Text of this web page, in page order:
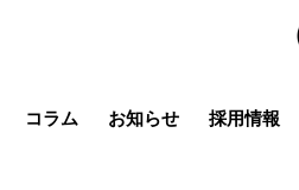
コラム お知らせ 採用情報